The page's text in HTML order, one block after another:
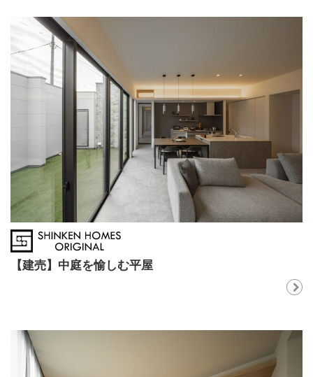
【建売】中庭を愉しむ平屋